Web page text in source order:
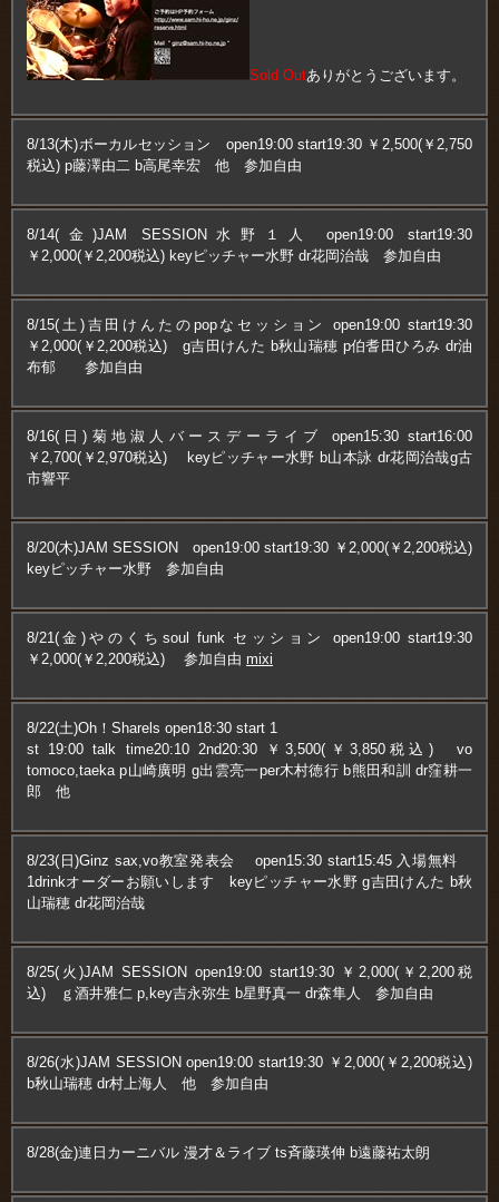
Sold Outありがとうございます。
8/13(木)ボーカルセッション open19:00 start19:30 ￥2,500(￥2,750
税込) p藤澤由二 b高尾幸宏 他 参加自由
8/14(金)JAM SESSION水野１人 open19:00 start19:30
￥2,000(￥2,200税込) keyピッチャー水野 dr花岡治哉 参加自由
8/15(土)吉田けんたのpopなセッション open19:00 start19:30
￥2,000(￥2,200税込) g吉田けんた b秋山瑞穂 p伯耆田ひろみ dr油
布郁 参加自由
8/16(日)菊地淑人バースデーライブ open15:30 start16:00
￥2,700(￥2,970税込) keyピッチャー水野 b山本詠 dr花岡治哉g古
市響平
8/20(木)JAM SESSION open19:00 start19:30 ￥2,000(￥2,200税込)
keyピッチャー水野 参加自由
8/21(金)やのくちsoul funk セッション open19:00 start19:30
￥2,000(￥2,200税込) 参加自由 mixi
8/22(土)Oh！Sharels open18:30 start 1
st 19:00 talk time20:10 2nd20:30 ￥3,500(￥3,850税込) vo
tomoco,taeka p山崎廣明 g出雲亮一per木村徳行 b熊田和訓 dr窪耕一
郎 他
8/23(日)Ginz sax,vo教室発表会 open15:30 start15:45 入場無料
1drinkオーダーお願いします keyピッチャー水野 g吉田けんた b秋
山瑞穂 dr花岡治哉
8/25(火)JAM SESSION open19:00 start19:30 ￥2,000(￥2,200税
込) ｇ酒井雅仁 p,key吉永弥生 b星野真一 dr森隼人 参加自由
8/26(水)JAM SESSION open19:00 start19:30 ￥2,000(￥2,200税込)
b秋山瑞穂 dr村上海人 他 参加自由
8/28(金)連日カーニバル 漫才＆ライブ ts斉藤瑛伸 b遠藤祐太朗